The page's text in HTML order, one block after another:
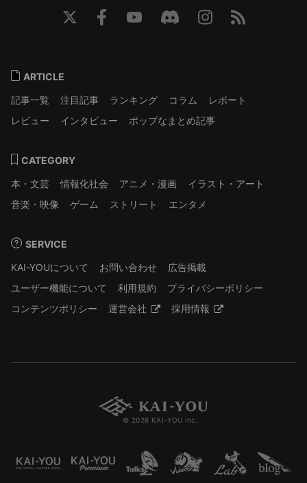
ARTICLE
記事一覧
注目記事 ランキング コラム
レポート
レビュー
インタビュー ポップなまとめ記事
CATEGORY
本・文芸
情報化社会 アニメ・漫画
イラスト・アート
音楽・映像
ゲーム ストリート エンタメ
SERVICE
KAI-YOUについて
お問い合わせ
広告掲載
ユーザー機能について
利用規約
プライバシーポリシー
コンテンツポリシー
運営会社 採用情報
© 2026 KAI-YOU inc.